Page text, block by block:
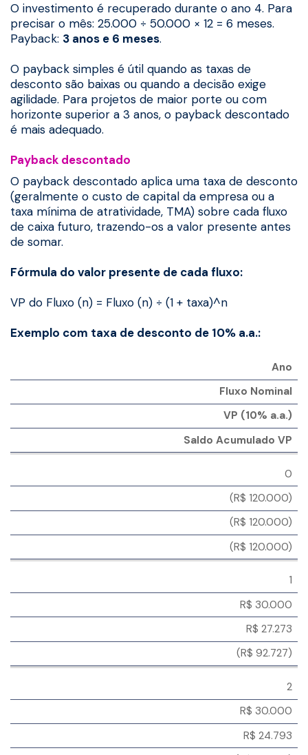
O investimento é recuperado durante o ano 4. Para
precisar o mês: 25.000 ÷ 50.000 × 12 = 6 meses.
Payback: 3 anos e 6 meses.
O payback simples é útil quando as taxas de
desconto são baixas ou quando a decisão exige
agilidade. Para projetos de maior porte ou com
horizonte superior a 3 anos, o payback descontado
é mais adequado.
Payback descontado
O payback descontado aplica uma taxa de desconto
(geralmente o custo de capital da empresa ou a
taxa mínima de atratividade, TMA) sobre cada fluxo
de caixa futuro, trazendo-os a valor presente antes
de somar.
Fórmula do valor presente de cada fluxo:
VP do Fluxo (n) = Fluxo (n) ÷ (1 + taxa)^n
Exemplo com taxa de desconto de 10% a.a.:
Ano
Fluxo Nominal
VP (10% a.a.)
Saldo Acumulado VP
0
(R$ 120.000)
(R$ 120.000)
(R$ 120.000)
1
R$ 30.000
R$ 27.273
(R$ 92.727)
2
R$ 30.000
R$ 24.793